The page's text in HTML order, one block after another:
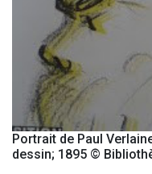
Portrait de Paul
dessin; 1895 ©